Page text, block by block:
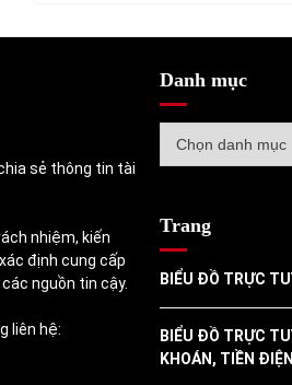
sẻ thông tin tài
nhiệm, kiến
định cung cấp
nguồn tin cậy.
liên hệ:
Danh mục
mục
Trang
BIỂU ĐỒ TRỰC
BIỂU ĐỒ TRỰC
KHOÁN, TIỀN